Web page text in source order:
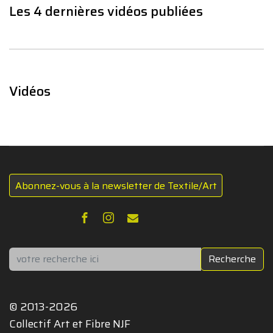
Les 4 dernières vidéos publiées
Vidéos
Abonnez-vous à la newsletter de Textile/Art
Rechercher Recherche
© 2013-2026
Collectif Art et Fibre NJF